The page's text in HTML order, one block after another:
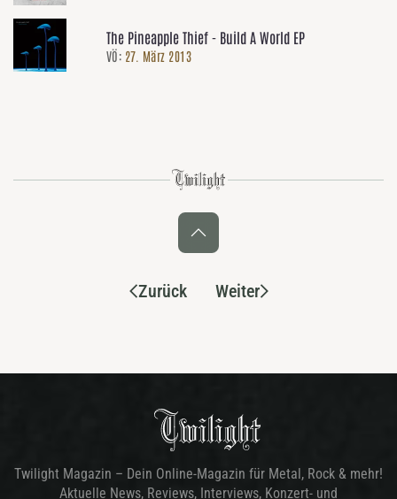
The Pineapple Thief - Build A World EP
VÖ: 27. März 2013
Zurück Weiter
Twilight Magazin – Dein Online-Magazin für Metal, Rock & mehr!
Aktuelle News, Reviews, Interviews, Konzert- und